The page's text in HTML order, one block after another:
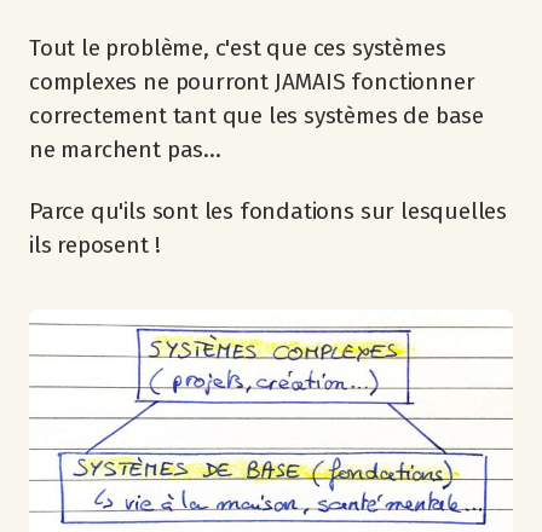
Tout le problème, c'est que ces systèmes
complexes ne pourront JAMAIS fonctionner
correctement tant que les systèmes de base
ne marchent pas...
Parce qu'ils sont les fondations sur lesquelles
ils reposent !